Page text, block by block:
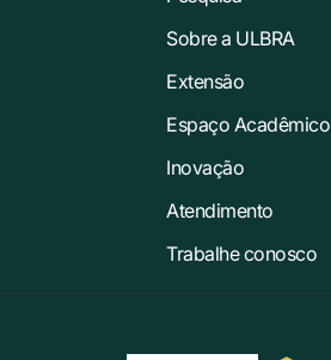
Sobre a ULBRA
Extensão
Espaço Acadêmico
Inovação
Atendimento
Trabalhe conosco